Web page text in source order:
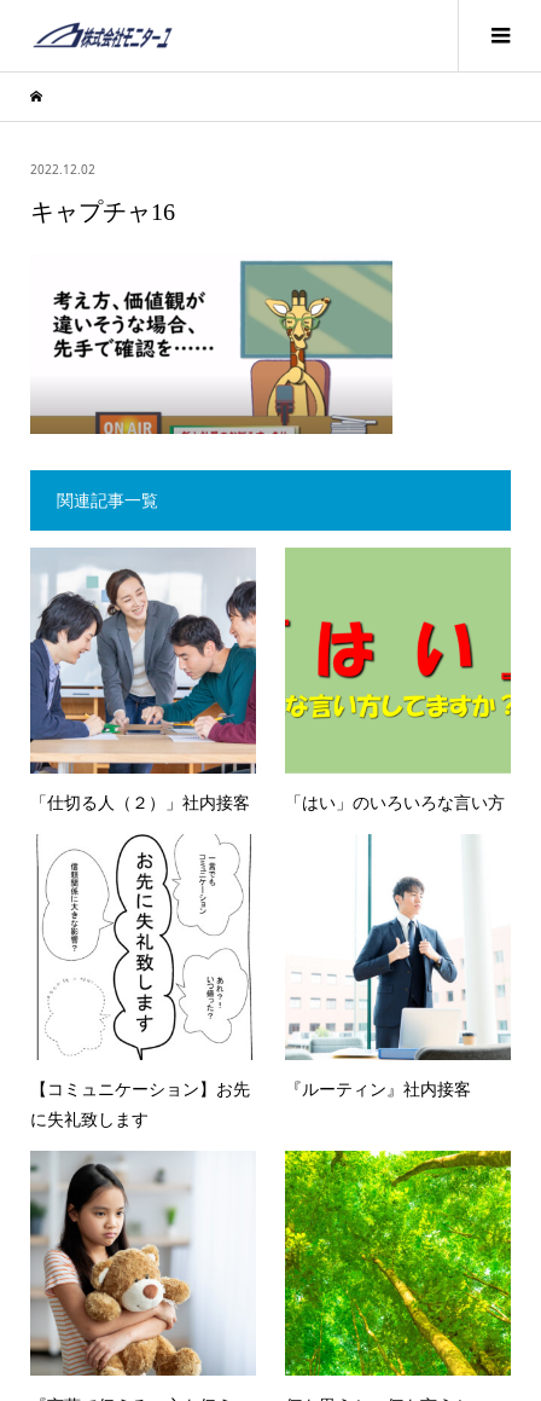
2022.12.02
キャプチャ16
関連記事一覧
「仕切る人（２）」社内接客 「はい」のいろいろな言い方
【コミュニケーション】お先
に失礼致します
『ルーティン』社内接客